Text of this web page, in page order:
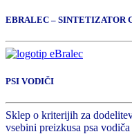
EBRALEC – SINTETIZATOR
PSI VODIČI
Sklep o kriterijih za
vsebini preizkusa psa vodiča